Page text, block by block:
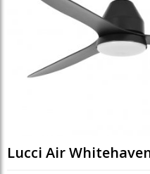
Lucci Air